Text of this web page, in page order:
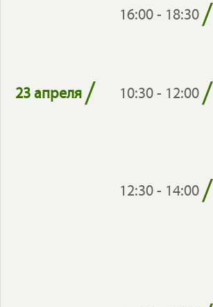
16:00 - 18:30/
23 апреля/ 10:30 - 12:00/
12:30 - 14:00/